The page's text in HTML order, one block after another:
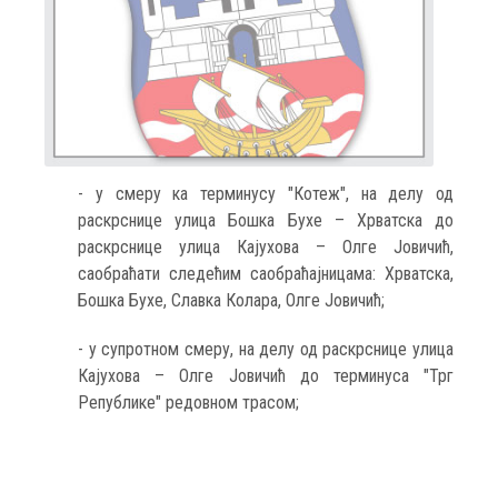
- у смеру ка терминусу "Котеж", на делу од
раскрснице улица Бошка Бухе – Хрватска до
раскрснице улица Кајухова – Олге Јовичић,
саобраћати следећим саобраћајницама: Хрватска,
Бошка Бухе, Славка Колара, Олге Јовичић;
- у супротном смеру, на делу од раскрснице улица
Кајухова – Олге Јовичић до терминуса "Трг
Републике" редовном трасом;